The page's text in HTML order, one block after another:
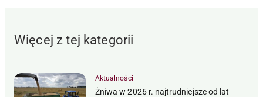
Więcej z tej kategorii
Aktualności
Żniwa w 2026 r. najtrudniejsze od lat